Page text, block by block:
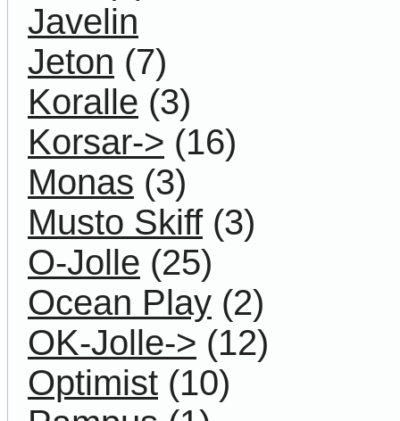
Javelin
Jeton (7)
Koralle (3)
Korsar-> (16)
Monas (3)
Musto Skiff(3)
O-Jolle (25)
Ocean Play (2)
OK-Jolle-> (12)
Optimist (10)